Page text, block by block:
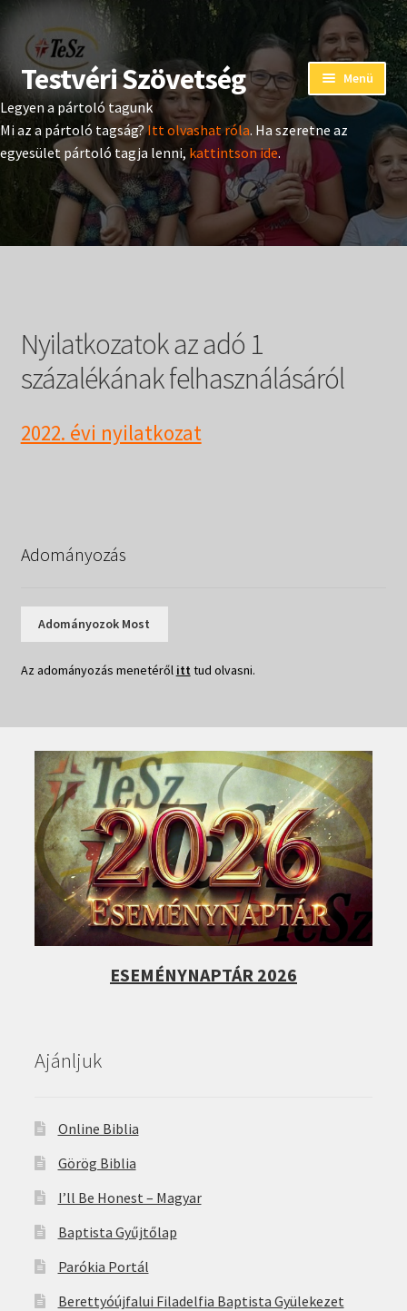
Ugrás
a
navigációhoz
Kilépés
a
tartalomba
Testvéri Szövetség Menü
Eseménynaptár
Adományozás
Pártoló tag belépés
Kiadványok
Legyen a pártoló tagunk
Mi az a pártoló tagság?Itt olvashat róla. Ha szeretne az
egyesület pártoló tagja lenni, kattintson ide.
Nyilatkozatok az adó 1
százalékának felhasználásáról
2022. évi nyilatkozat
Adományozás
Adományozok Most
Az adományozás menetéről itt tud olvasni.
ESEMÉNYNAPTÁR 2026
Ajánljuk
Online Biblia
Görög Biblia
I’ll Be Honest – Magyar
Baptista Gyűjtőlap
Parókia Portál
Berettyóújfalui Filadelfia Baptista Gyülekezet